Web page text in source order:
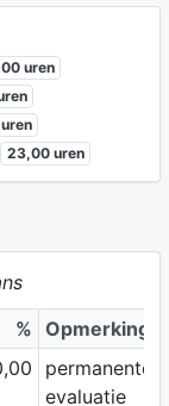
uren
23,00 uren
% Opmerking
permanente
evaluatie